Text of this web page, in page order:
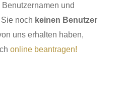
und
noch keinen Benutzer
uns erhalten haben,
online beantragen!